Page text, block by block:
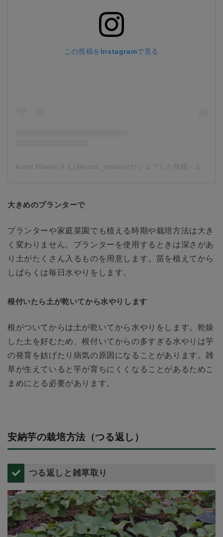
この投稿をInstagramで見る
Kumi Maenoさん(@kumi_maeno)がシェアした投稿 - 2018年 6月月23日午前9時13分PDT
大きめのプランターで
プランターや家庭菜園でも植える時期や栽培方法は大き
く変わりません。プランターを使用するときは深さがあ
り土がたくさん入るものを用意します。苗を植えてから
しばらくは毎日水やりをします。
根付いたら土が乾いてから水やりします
根がついてからは土が乾いてから水やりをします。乾燥
した土を好むため、根付いてからの多すぎる水やりは芋
の発育を妨げたり病気の原因になることがあります。雑
草が生えていると芋が育ちにくくなることがあるためこ
まめにとる必要があります。
安納芋の栽培方法（つる返し）
つる返しと雑草取り